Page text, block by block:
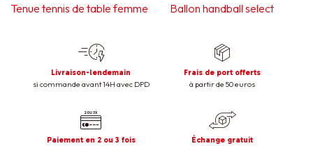
Tenue tennis de table femme
Ballon handball select
Livraison-lendemain
si commande avant 14H avec DPD
Frais de port offerts
à partir de 50 euros
Paiement en 2 ou 3 fois Échange gratuit